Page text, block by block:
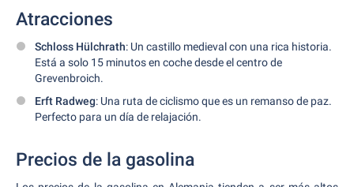
Atracciones
Schloss Hülchrath: Un castillo medieval con una rica historia.
Está a solo 15 minutos en coche desde el centro de
Grevenbroich.
Erft Radweg: Una ruta de ciclismo que es un remanso de paz.
Perfecto para un día de relajación.
Precios de la gasolina